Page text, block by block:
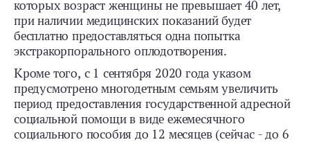
которых возраст женщины не превышает 40 лет,
при наличии медицинских показаний будет
бесплатно предоставляться одна попытка
экстракорпорального оплодотворения.
Кроме того, с 1 сентября 2020 года указом
предусмотрено многодетным семьям увеличить
период предоставления государственной адресной
социальной помощи в виде ежемесячного
социального пособия до 12 месяцев (сейчас - до 6